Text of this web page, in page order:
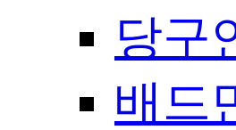
당구
배드